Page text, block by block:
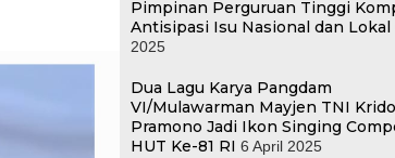
Pimpinan Perguruan Tinggi
Antisipasi Isu Nasional dan Lokal
2025
Dua Lagu Karya Pangdam
VI/Mulawarman Mayjen TNI Krido
Pramono Jadi Ikon Singing
HUT Ke-81 RI 6 April 2025